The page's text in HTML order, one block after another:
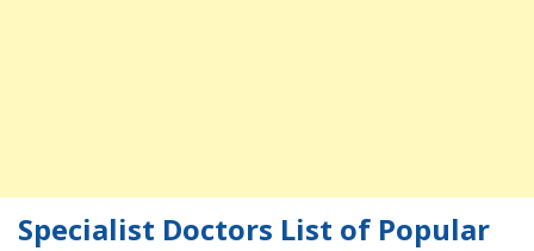
Specialist Doctors List of Popular